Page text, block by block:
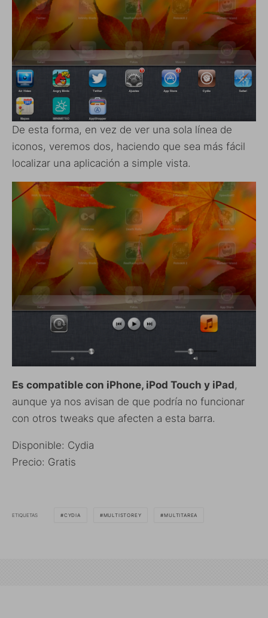
De esta forma, en vez de ver una sola línea de
iconos, veremos dos, haciendo que sea más fácil
localizar una aplicación a simple vista.
Es compatible con iPhone, iPod Touch y iPad,
aunque ya nos avisan de que podría no funcionar
con otros tweaks que afecten a esta barra.
Disponible: Cydia
Precio: Gratis
ETIQUETAS CYDIA MULTISTOREY MULTITAREA